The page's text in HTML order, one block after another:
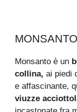
MONSANTO
Monsanto è un
collina, ai piedi
e affascinante,
viuzze